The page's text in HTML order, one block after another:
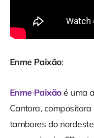
Enme Paixão:
Enme Paixãoé uma
Cantora,
tambores do